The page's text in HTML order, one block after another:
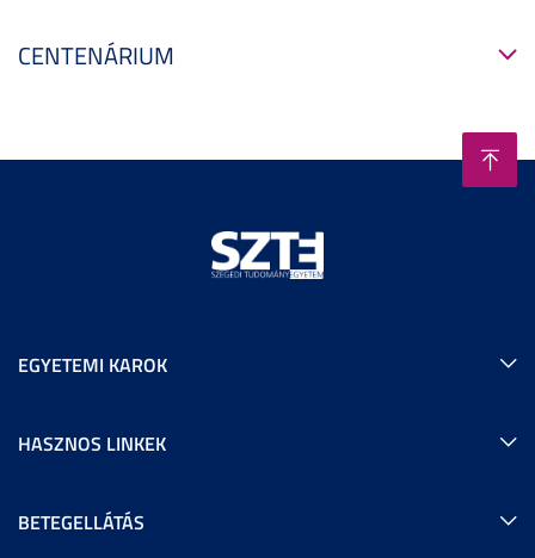
CENTENÁRIUM
EGYETEMI KAROK
HASZNOS LINKEK
BETEGELLÁTÁS